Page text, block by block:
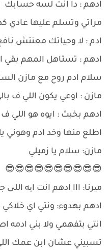
ادهم : دا انت لسه حسابك
مراتي وتسلم عليها عادي
ادم : لا وحياتك معنتش
ادهم : تستاهل المهم بقي
سلام ادم روح مع مازن
مازن : اوعي يكون اللي ف
ادهم بخبث : ايوه هو اللي
اطلع منها وخد ادم وهوني
مازن: سلام يا زميلي
😎😎😎😎😎😎😎😎😎😎
میرنا: ااا ادهم انت ایه اللی
ادهم بهدوء: ونتي اي
انتي بتفهمي ولا بني ادمه
تسبيني عشان ابن عمك